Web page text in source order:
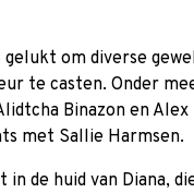
om diverse
te casten. Onder
Binazon en
met Sallie Harmsen.
de huid van Diana,